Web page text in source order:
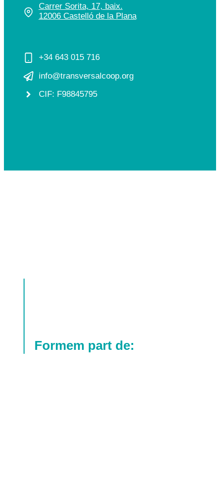
Carrer Sorita, 17, baix.
12006 Castelló de la Plana
+34 643 015 716
info@transversalcoop.org
CIF: F98845795
Formem part de: